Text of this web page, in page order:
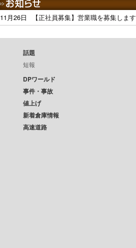
11月26日 【正社員募集】営業職を募集します
話題
短報
DPワールド
事件・事故
値上げ
新着倉庫情報
高速道路